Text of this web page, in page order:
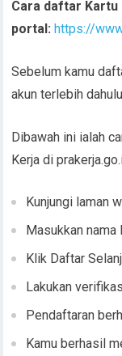
Cara daftar Kartu
portal: https://
Sebelum kamu
akun terlebih
Dibawah ini ialah
Kerja di
Kunjungi laman
Masukkan
Klik Daftar
Lakukan
Pendaftaran
Kamu berhasil